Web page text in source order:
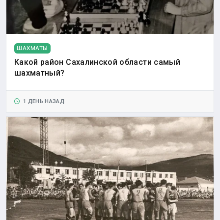
ШАХМАТЫ
Какой район Сахалинской области самый
шахматный?
1 ДЕНЬ НАЗАД